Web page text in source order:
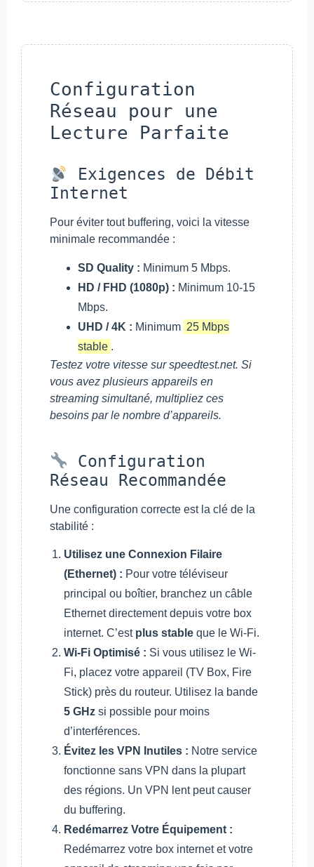
Configuration
Réseau pour une
Lecture Parfaite
Exigences de Débit
Internet
Pour éviter tout buffering, voici la vitesse
minimale recommandée :
SD Quality : Minimum 5 Mbps.
HD / FHD (1080p) : Minimum 10-15
Mbps.
UHD / 4K : Minimum 25 Mbps
stable .
Testez votre vitesse sur speedtest.net. Si
vous avez plusieurs appareils en
streaming simultané, multipliez ces
besoins par le nombre d’appareils.
Configuration
Réseau Recommandée
Une configuration correcte est la clé de la
stabilité :
Utilisez une Connexion Filaire
(Ethernet) : Pour votre téléviseur
principal ou boîtier, branchez un câble
Ethernet directement depuis votre box
internet. C’est plus stable que le Wi-Fi.
Wi-Fi Optimisé : Si vous utilisez le Wi-
Fi, placez votre appareil (TV Box, Fire
Stick) près du routeur. Utilisez la bande
5 GHz si possible pour moins
d’interférences.
Évitez les VPN Inutiles : Notre service
fonctionne sans VPN dans la plupart
des régions. Un VPN lent peut causer
du buffering.
Redémarrez Votre Équipement :
Redémarrez votre box internet et votre